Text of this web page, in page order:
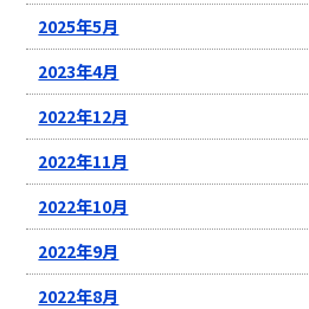
2025年5月
2023年4月
2022年12月
2022年11月
2022年10月
2022年9月
2022年8月